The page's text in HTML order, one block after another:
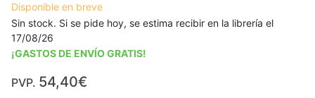
Disponible en breve
Sin stock. Si se pide hoy, se estima recibir en la librería el
17/08/26
¡GASTOS DE ENVÍO GRATIS!
PVP. 54,40€